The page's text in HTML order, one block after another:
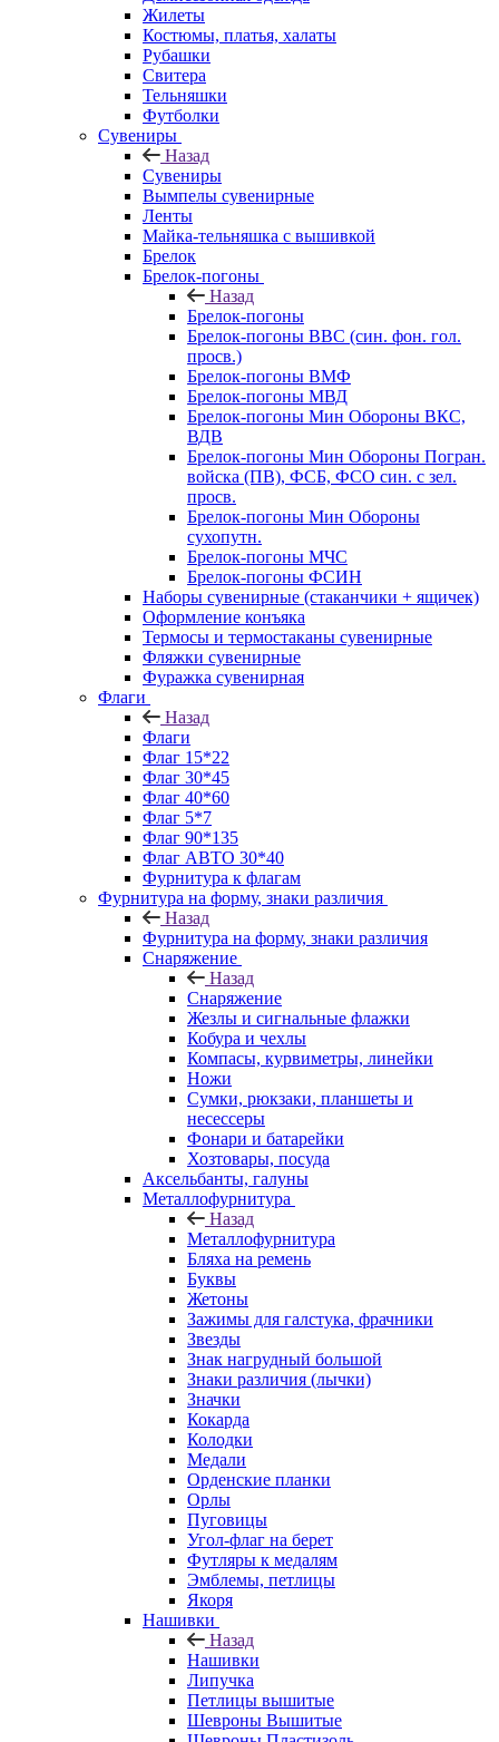
Жилеты
Костюмы, платья, халаты
Рубашки
Свитера
Тельняшки
Футболки
Сувениры
Назад
Сувениры
Вымпелы сувенирные
Ленты
Майка-тельняшка с вышивкой
Брелок
Брелок-погоны
Назад
Брелок-погоны
Брелок-погоны ВВС (син. фон. гол.
просв.)
Брелок-погоны ВМФ
Брелок-погоны МВД
Брелок-погоны Мин Обороны ВКС,
ВДВ
Брелок-погоны Мин Обороны Погран.
войска (ПВ), ФСБ, ФСО син. с зел.
просв.
Брелок-погоны Мин Обороны
сухопутн.
Брелок-погоны МЧС
Брелок-погоны ФСИН
Наборы сувенирные (стаканчики + ящичек)
Оформление конъяка
Термосы и термостаканы сувенирные
Фляжки сувенирные
Фуражка сувенирная
Флаги
Назад
Флаги
Флаг 15*22
Флаг 30*45
Флаг 40*60
Флаг 5*7
Флаг 90*135
Флаг АВТО 30*40
Фурнитура к флагам
Фурнитура на форму, знаки различия
Назад
Фурнитура на форму, знаки различия
Снаряжение
Назад
Снаряжение
Жезлы и сигнальные флажки
Кобура и чехлы
Компасы, курвиметры, линейки
Ножи
Сумки, рюкзаки, планшеты и
несессеры
Фонари и батарейки
Хозтовары, посуда
Аксельбанты, галуны
Металлофурнитура
Назад
Металлофурнитура
Бляха на ремень
Буквы
Жетоны
Зажимы для галстука, фрачники
Звезды
Знак нагрудный большой
Знаки различия (лычки)
Значки
Кокарда
Колодки
Медали
Орденские планки
Орлы
Пуговицы
Угол-флаг на берет
Футляры к медалям
Эмблемы, петлицы
Якоря
Нашивки
Назад
Нашивки
Липучка
Петлицы вышитые
Шевроны Вышитые